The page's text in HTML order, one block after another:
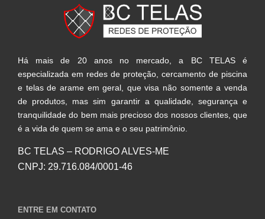
Há mais de 20 anos no mercado, a BC TELAS é
especializada em redes de proteção, cercamento de piscina
e telas de arame em geral, que visa não somente a venda
de produtos, mas sim garantir a qualidade, segurança e
tranquilidade do bem mais precioso dos nossos clientes, que
é a vida de quem se ama e o seu patrimônio.
BC TELAS – RODRIGO ALVES-ME
CNPJ: 29.716.084/0001-46
ENTRE EM CONTATO